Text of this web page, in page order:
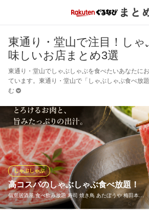
東通り・堂山で注目！し
味しいお店まとめ3選
東通り・堂山でしゃぶしゃぶを食べたいあなたに
ています。東通り・堂山で「しゃぶしゃぶ食べ放
む
高コスパのしゃぶしゃぶ食べ放題！
個室居酒屋 食べ飲み放題 寿司 焼き鳥 あたぼうや 梅田本…
しゃぶしゃぶ